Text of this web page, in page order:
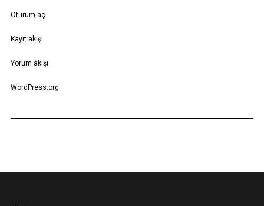
Oturum aç
Kayıt akışı
Yorum akışı
WordPress.org